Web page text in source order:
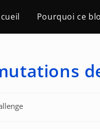
Pourquoi ce